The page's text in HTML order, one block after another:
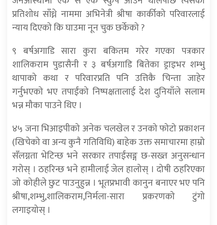
प्रतिशोध साँध्ने नाममा अभिनेत्री श्रीषा कार्कीको परिवारलाई
न्याय दिएको कि घाउमा नून चुक छर्केको ?
९ बर्षअगाडि सारा कुरा बकितम गरेर गएका पत्रकार
शालिकराम पुडासैनी र ३ बर्षअगाडि बितेका ड्राइभर शम्भु
थापाको कथा र परिवारप्रति पनि उत्तिकै चिन्ता जाहेर
गर्नुभएको भए तपाईंको निष्पक्षतालाई देश दुनियाँले सलाम
भन्न मौका पाउने थिए ।
४५ जना भिआइपीको अनेक चलखेल र उनको फोटो प्रकाशन
(खिचेको वा अन्य कुनै गतिविधि) बाहेक उक्त समाचारमा हाम्रो
सँलग्नता भेटिन्छ भने सरकार तपाईंसङ्ग छ-सख्त अनुसन्धान
गरोस् । ठहरिन्छ भने हामीलाई जेल हालोस् । दोषी ठहरिएका
जो कोहीले छुट पाउनुहुन्न । भूतप्रभावी कानुन बनाएर भए पनि
श्रीषा,शम्भु,शालिकराम,निर्मला-सारा प्रकरणको टुंगो
लगाइयोस् ।